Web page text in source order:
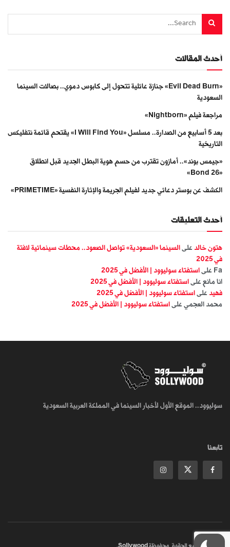
أحدث المقالات
«Evil Dead Burn» جنازة عائلية تتحول إلى كابوس دموي.. بصالات السينما
السعودية
مراجعة فيلم «Nightborn»
بعد 5 أسابيع من الصدارة.. مسلسل «I Will Find You» يقتحم قائمة نتفليكس
التاريخية
«جيمس بوند».. أمازون تقترب من حسم هوية البطل الجديد قبل انطلاق
«Bond 26»
الكشف عن بوستر دعائي جديد لفيلم الجريمة والإثارة النفسية «PRIMETIME»
أحدث التعليقات
هتون خالد على السينما «السعودية» تواصل الصعود.. محطات سينمائية لافتة
في 2025
Fa على استفتاء سوليوود | الأفضل في 2025
انا مانع على استفتاء سوليوود | الأفضل في 2025
فهيد على استفتاء سوليوود | الأفضل في 2025
محمد العجمي على استفتاء سوليوود | الأفضل في 2025
سوليوود.. الموقع الأول لأخبار السينما في المملكة العربية السعودية
تابعنا